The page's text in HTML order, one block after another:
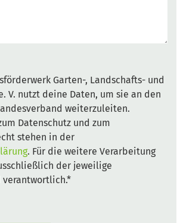
Garten-, Landschafts- und
V. nutzt deine Daten, um sie an den
weiterzuleiten.
Datenschutz und zum
stehen in der
. Für die weitere Verarbeitung
der jeweilige
verantwortlich.*